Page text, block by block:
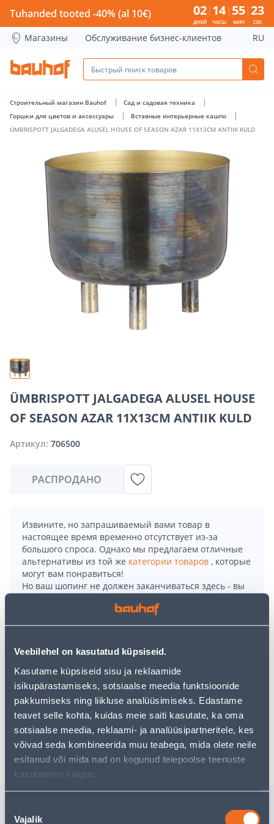
Veebilehel on kasutatud küpsiseid.
Kasutame küpsiseid sisu ja reklaamide
isikupärastamiseks, sotsiaalse meedia funktsioonide
pakkumiseks ning liikluse analüüsimiseks. Edastame
teavet selle kohta, kuidas meie saiti kasutate, ka oma
sotsiaalse meedia, reklaami- ja analüüsipartneritele, kes
võivad seda kombineerida muu teabega, mida olete neile
esitanud või mida nad on kogunud teiepoolse teenuste
kasutamise käigus.
valik
Vajalik
ÜMBRISPOTT JALGADEGA ALUSEL HOUSE OF SEASON
Tuhanded tooted -40% (al 10€) 02
ДНЕЙ
14
ЧАСЫ
55
МИН
23
СЕК
Магазины Обслуживание бизнес-клиентов RU
Строительный магазин Bauhof
Сад и садовая техника
Горшки для цветов и аксессуары
Вставные интерьерные кашпо
ÜMBRISPOTT JALGADEGA ALUSEL HOUSE OF SEASON AZAR 11X13CM ANTIIK KULD
ÜMBRISPOTT JALGADEGA ALUSEL HOUSE
OF SEASON AZAR 11X13CM ANTIIK KULD
Артикул: 706500
РАСПРОДАНО
Извините, но запрашиваемый вами товар в
настоящее время временно отсутствует из-за
большого спроса. Однако мы предлагаем отличные
альтернативы из той же категории товаров , которые
могут вам понравиться!
Но ваш шопинг не должен заканчиваться здесь - вы
или используя нашу мощную
функцию поиска, чтобы найти еще более приятные
• Jalgadega alusel ümbrispott on antiik kuldne ja
mõõtudega 11 x 13 cm.
• 14-päevane tagastusõigus.
Доставка невозможна